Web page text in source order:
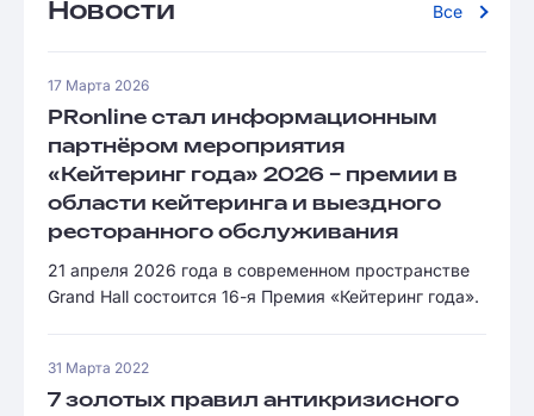
Новости Все
17 Марта 2026
PRonline стал информационным
партнёром мероприятия
«Кейтеринг года» 2026 – премии в
области кейтеринга и выездного
ресторанного обслуживания
21 апреля 2026 года в современном пространстве
Grand Hall состоится 16-я Премия «Кейтеринг года».
31 Марта 2022
7 золотых правил антикризисного